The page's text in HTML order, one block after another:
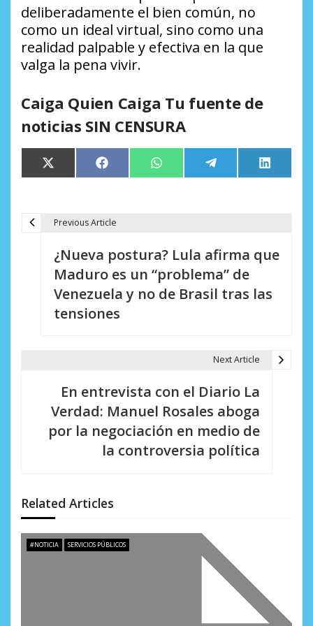
deliberadamente el bien común, no
como un ideal virtual, sino como una
realidad palpable y efectiva en la que
valga la pena vivir.
Caiga Quien Caiga Tu fuente de
noticias SIN CENSURA
Compartir
en
X
(Twitter)
Compartir
en
Facebook Compartir
en
WhatsApp Compartir
en
Telegram
en
LinkedIn
e
e
Previous Article
¿Nueva postura? Lula afirma que
Maduro es un “problema” de
Venezuela y no de Brasil tras las
tensiones
Next Article
En entrevista con el Diario La
Verdad: Manuel Rosales aboga
por la negociación en medio de
la controversia política
Related Articles
#NOTICIA SERVICIOS PÚBLICOS